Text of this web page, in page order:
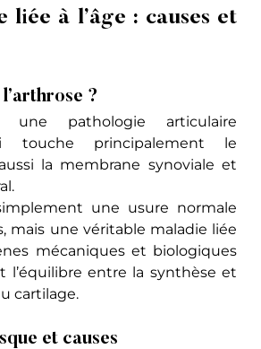
liée à l’âge : causes et
?
une pathologie articulaire
touche principalement le
la membrane synoviale et
une usure normale
mais une véritable maladie liée
mécaniques et biologiques
l’équilibre entre la synthèse et
cartilage.
et causes